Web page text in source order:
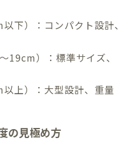
下）：コンパクト設計、
19cm）：標準サイズ、
上）：大型設計、重量
の見極め方